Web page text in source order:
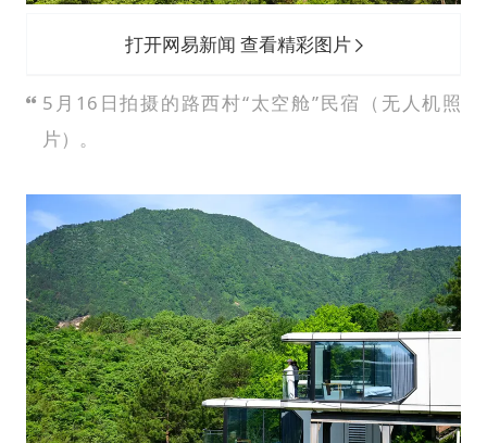
打开网易新闻 查看精彩图片
5月16日拍摄的路西村“太空舱”民宿（无人机照
片）。